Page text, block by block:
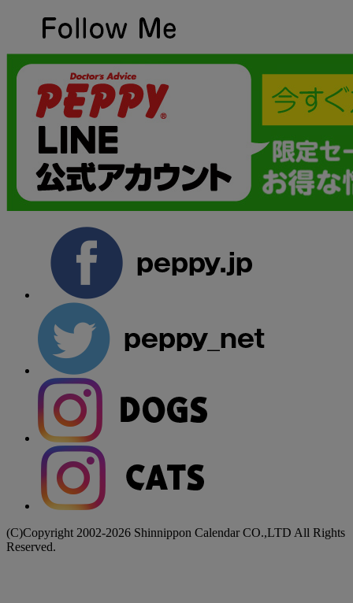
(C)Copyright 2002-2026 Shinnippon Calendar CO.,LTD All Rights
Reserved.